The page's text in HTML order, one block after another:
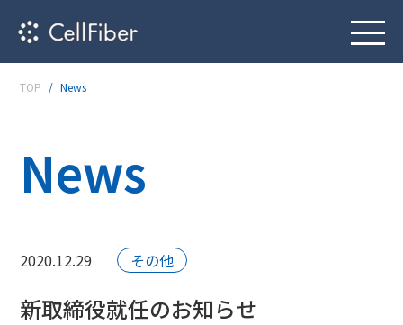
TOP News
News
2020.12.29 その他
新取締役就任のお知らせ